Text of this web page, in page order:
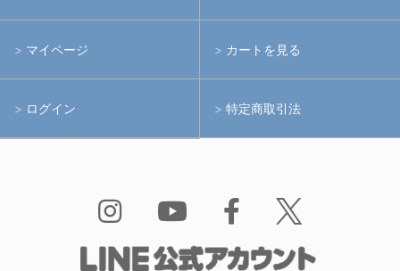
アームシステム
アクションカメラ(GoPro等)
水中用品
マイページ カートを見る
ログイン 特定商取引法